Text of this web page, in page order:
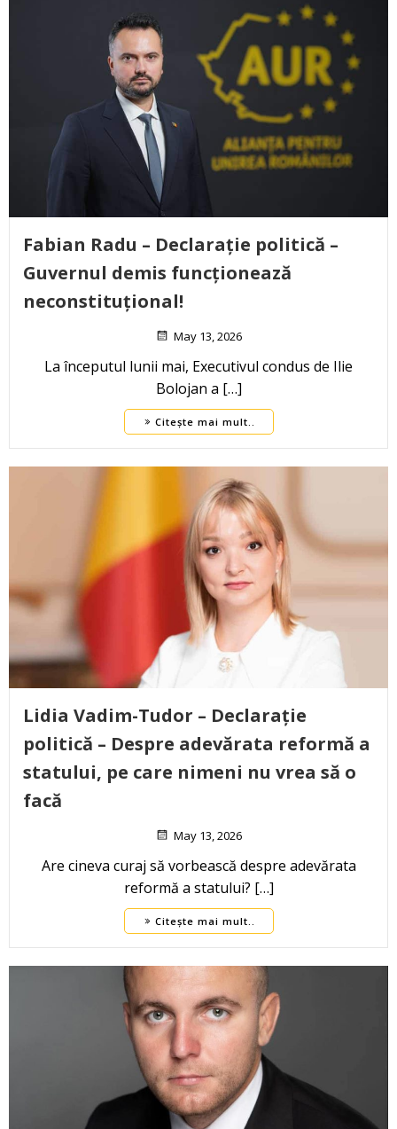
Fabian Radu – Declarație politică –
Guvernul demis funcționează
neconstituțional!
May 13, 2026
La începutul lunii mai, Executivul condus de Ilie
Bolojan a […]
Citește mai mult..
Lidia Vadim-Tudor – Declarație
politică – Despre adevărata reformă a
statului, pe care nimeni nu vrea să o
facă
May 13, 2026
Are cineva curaj să vorbească despre adevărata
reformă a statului? […]
Citește mai mult..